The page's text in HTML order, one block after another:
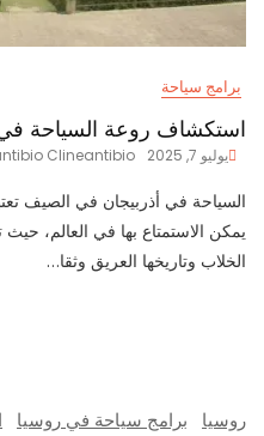
برامج سياحة
استكشاف روعة السياحة
يوليو 7, 2025 Clineantibio
السياحة في أذربيجان في الصيف
يمكن الاستمتاع بها في العالم، حيث
الخلاب وتاريخها العريق وثقا…
روسيا
برامج سياحة في روسيا